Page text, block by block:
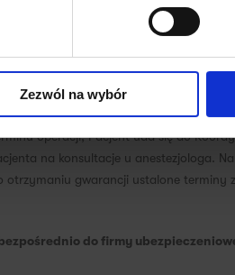
Zezwól na wybór
GOPSzpitalGdansk@luxmed.pl
promesy! Podczas konsultacji
lekarz wystawi skierowanie.
operacji, Pacjent uda się do
na konsultacje u anestezjologa.
otrzymaniu gwarancji ustalone
do firmy